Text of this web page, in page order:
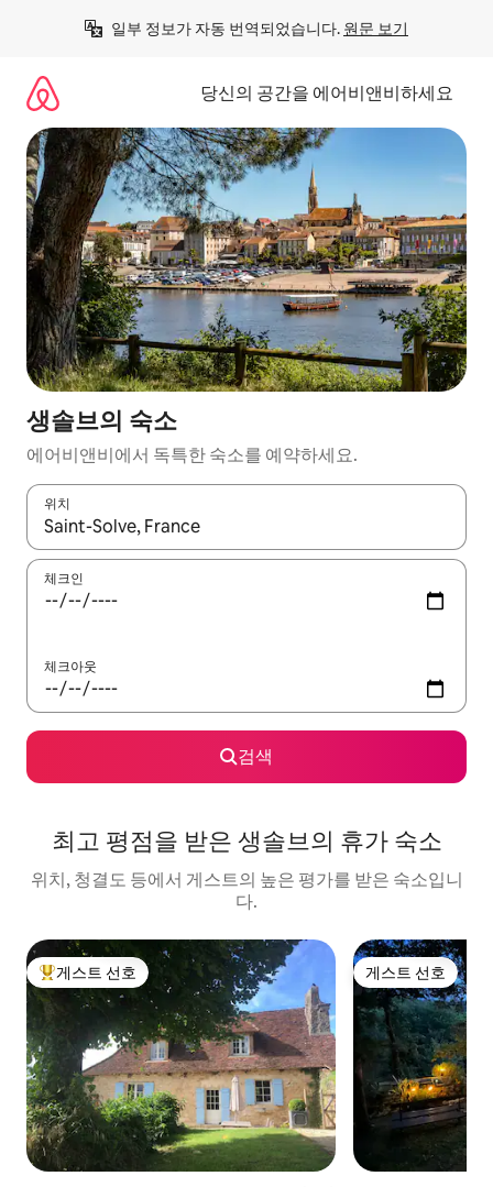
일부 정보가 자동 번역되었습니다. 원문 보기
당신의 공간을 에어비앤비하세요
생솔브의 숙소
에어비앤비에서 독특한 숙소를 예약하세요.
위치
결과가 나오면 위·아래 화살표 키를 사용하거나 터치 또는 스와이
체크인
체크아웃
검색
최고 평점을 받은 생솔브의 휴가 숙소
위치, 청결도 등에서 게스트의 높은 평가를 받은 숙소입니
다.
상위 게스트 선호
게스트 선호 게스트 선호
게스트 선호